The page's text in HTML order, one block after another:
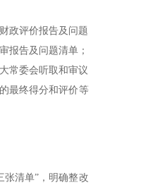
政评价报告及问题
报告及问题清单；
常委会听取和审议
最终得分和评价等
张清单”，明确整改